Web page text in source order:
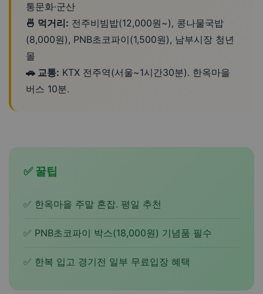
통문화·군산
🍜 먹거리: 전주비빔밥(12,000원~), 콩나물국밥
(8,000원), PNB초코파이(1,500원), 남부시장 청년
몰
🚗 교통: KTX 전주역(서울~1시간30분). 한옥마을
버스 10분.
✅ 꿀팁
✅ 한옥마을 주말 혼잡. 평일 추천
✅ PNB초코파이 박스(18,000원) 기념품 필수
✅ 한복 입고 경기전 일부 무료입장 혜택